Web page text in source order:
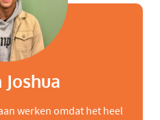
Joshua
werken omdat het heel